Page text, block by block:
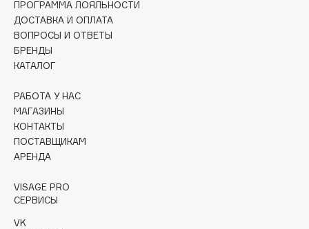
CosRX
Cottolina
Crescina
Cunzite
D
d'Alba
DABO
DARLING*
Darphin
ПРОГРАММА ЛОЯЛЬНОСТИ
ДОСТАВКА И ОПЛАТА
ВОПРОСЫ И ОТВЕТЫ
БРЕНДЫ
КАТАЛОГ
РАБОТА У НАС
МАГАЗИНЫ
КОНТАКТЫ
ПОСТАВЩИКАМ
АРЕНДА
VISAGE PRO
СЕРВИСЫ
VK